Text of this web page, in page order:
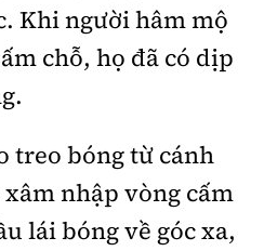
cấp ngày 1/4/2025.
Hoan, phường Giảng Võ,
Khi người hâm mộ
chỗ, họ đã có dịp
treo bóng từ cánh
nhập vòng cấm
lái bóng về góc xa,